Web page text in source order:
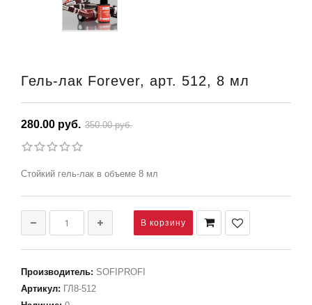
Гель-лак Forever, арт. 512, 8 мл
280.00 руб. 350.00 руб.
Стойкий гель-лак в объеме 8 мл
Производитель: SOFIPROFI
Артикул: ГЛ8-512